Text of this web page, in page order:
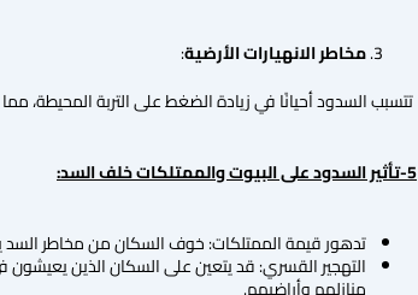
مخاطر الانهيارات الأرضية:
تتسبب السدود أحيانًا في زيادة الضغط على التربة المحيطة، مما
5- تأثير السدود على البيوت والممتلكات خلف السد:
تدهور قيمة الممتلكات: خوف السكان من مخاطر
التهجير القسري: قد يتعين على السكان الذين
منازلهم وأراضيهم.